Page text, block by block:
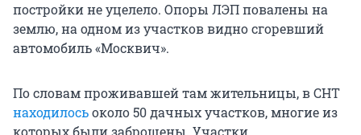
постройки не уцелело. Опоры ЛЭП повалены на
землю, на одном из участков видно сгоревший
автомобиль «Москвич».
По словам проживавшей там жительницы, в СНТ
находилосьоколо 50 дачных участков, многие из
которых были заброшены. Участки